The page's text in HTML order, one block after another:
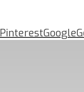
PinterestGoogle